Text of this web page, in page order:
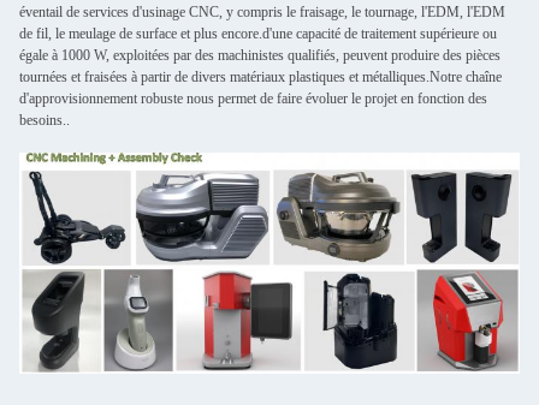
éventail de services d'usinage CNC, y compris le fraisage, le tournage, l'EDM, l'EDM
de fil, le meulage de surface et plus encore.d'une capacité de traitement supérieure ou
égale à 1000 W, exploitées par des machinistes qualifiés, peuvent produire des pièces
tournées et fraisées à partir de divers matériaux plastiques et métalliques.Notre chaîne
d'approvisionnement robuste nous permet de faire évoluer le projet en fonction des
besoins..